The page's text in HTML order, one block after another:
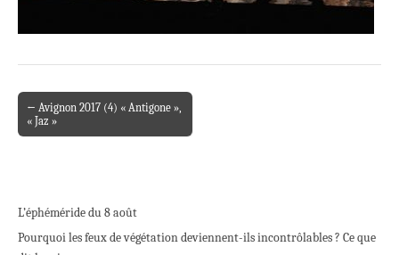
Post navigation
← Avignon 2017 (4) « Antigone »,
« Jaz »
L’éphéméride du 8 août
Pourquoi les feux de végétation deviennent-ils incontrôlables ? Ce que